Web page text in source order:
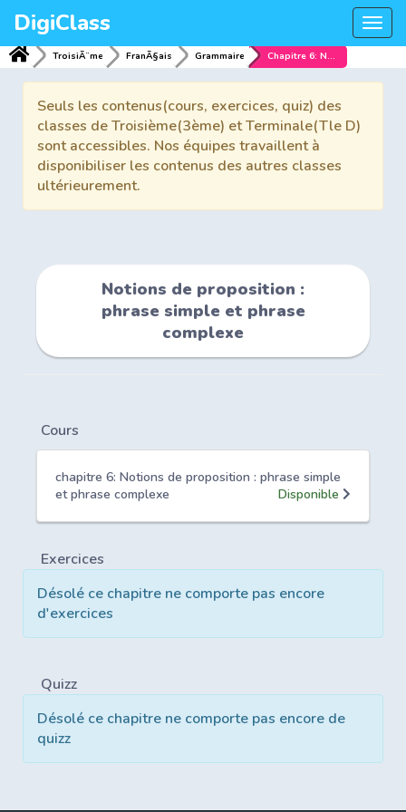
DigiClass
TroisiÃ¨me FranÃ§ais Grammaire Chapitre 6: Notions de proposition : phrase simple et phrase complexe
Seuls les contenus(cours, exercices, quiz) des
classes de Troisième(3ème) et Terminale(Tle D)
sont accessibles. Nos équipes travaillent à
disponibiliser les contenus des autres classes
ultérieurement.
Notions de proposition :
phrase simple et phrase
complexe
Cours
chapitre 6: Notions de proposition : phrase simple
et phrase complexe
Disponible
Exercices
Désolé ce chapitre ne comporte pas encore
d'exercices
Quizz
Désolé ce chapitre ne comporte pas encore de
quizz